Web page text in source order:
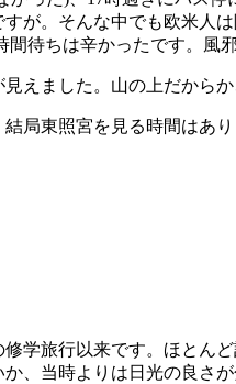
が。そんな中でも欧米人
待ちは辛かったです。風
えました。山の上だから
局東照宮を見る時間はあ
学旅行以来です。ほとん
、当時よりは日光の良さ